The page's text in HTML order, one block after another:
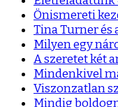
Önismereti
Tina Turner és
Milyen egy
A szeretet két
Mindenkivel
Viszonzatlan
Mindig